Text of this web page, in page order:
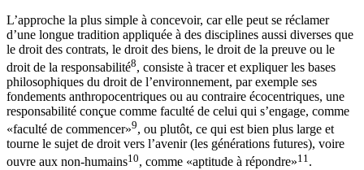
L’approche la plus simple à concevoir, car elle peut se réclamer
d’une longue tradition appliquée à des disciplines aussi diverses que
le droit des contrats, le droit des biens, le droit de la preuve ou le
droit de la responsabilité8, consiste à tracer et expliquer les bases
philosophiques du droit de l’environnement, par exemple ses
fondements anthropocentriques ou au contraire écocentriques, une
responsabilité conçue comme faculté de celui qui s’engage, comme
«faculté de commencer»9, ou plutôt, ce qui est bien plus large et
tourne le sujet de droit vers l’avenir (les générations futures), voire
ouvre aux non-humains10, comme «aptitude à répondre»11 .